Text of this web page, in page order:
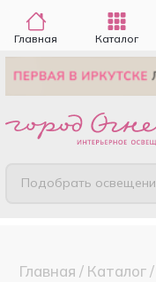
Главная Каталог
Подобрать
Главная / Каталог/